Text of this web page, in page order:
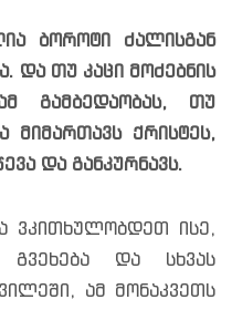
ბოროტი ძალისგან
და თუ კაცი მოძებნის
გამბედაობას, თუ
მიმართავს ქრისტეს,
და განკურნავს.
ვკითხულობდეთ ისე,
და სხვას
ამ მონაკვეთს